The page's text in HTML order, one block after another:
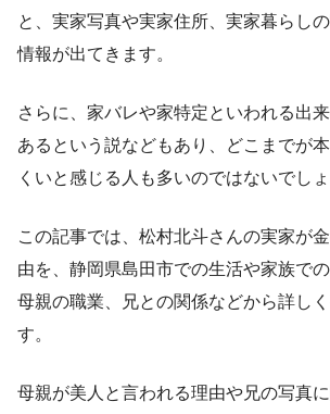
と、実家写真や実家住所、実家暮らし
情報が出てきます。
さらに、家バレや家特定といわれる出
あるという説などもあり、どこまでが
くいと感じる人も多いのではないでしょ
この記事では、松村北斗さんの実家が
由を、静岡県島田市での生活や家族で
母親の職業、兄との関係などから詳し
す。
母親が美人と言われる理由や兄の写真